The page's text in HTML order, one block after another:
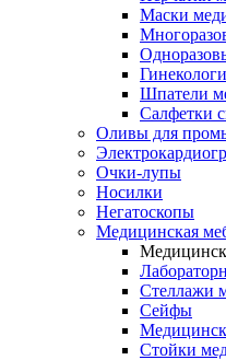
Маски
Шпатели
Салфетки
Оливы для
Очки-лупы
Носилки
Негатоскопы
Медицинская
Стеллажи
Сейфы
Стойки